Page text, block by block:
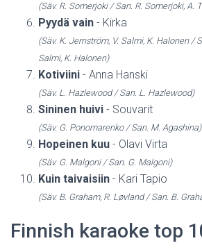
(Säv. R. Somerjoki / San. R. Somerjoki, A.
Pyydä vain - Kirka
(Säv. K. Jernström, V. Salmi, K. Halonen /
Salmi, K. Halonen)
Kotiviini - Anna Hanski
(Säv. L. Hazlewood / San. L. Hazlewood)
Sininen huivi - Souvarit
(Säv. G. Ponomarenko / San. M. Agashina)
Hopeinen kuu - Olavi Virta
(Säv. G. Malgoni / San. G. Malgoni)
Kuin taivaisiin - Kari Tapio
(Säv. B. Graham, R. Løvland / San. B.
Finnish karaoke top